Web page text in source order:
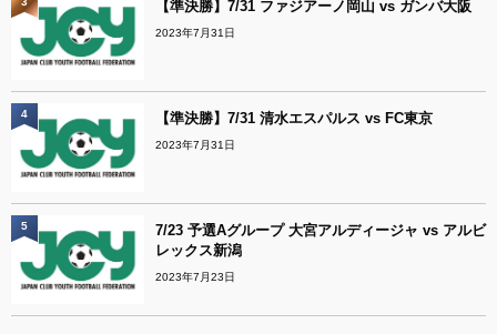
【準決勝】7/31 ファジアーノ岡山 vs ガンバ大阪
2023年7月31日
【準決勝】7/31 清水エスパルス vs FC東京
2023年7月31日
4
7/23 予選Aグループ 大宮アルディージャ vs アルビ
レックス新潟
2023年7月23日
5